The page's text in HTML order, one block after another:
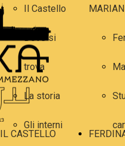
Il Castello
Dove si
trova
La storia
Gli interni
IL CASTELLO